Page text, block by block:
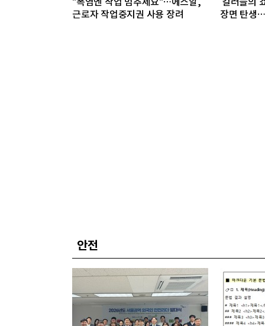
"폭염엔 작업 멈추세요"…에스알,
근로자 작업중지권 사용 장려
‘킬러들의
장면 탄생…
안전